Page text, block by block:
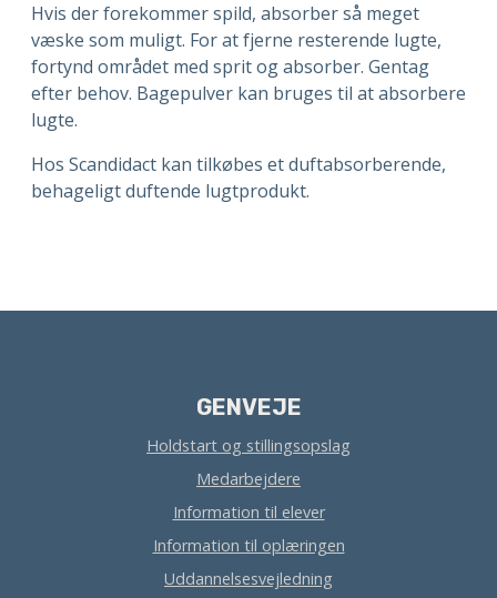
Hvis der forekommer spild, absorber så meget
væske som muligt. For at fjerne resterende lugte,
fortynd området med sprit og absorber. Gentag
efter behov. Bagepulver kan bruges til at absorbere
lugte.
Hos Scandidact kan tilkøbes et duftabsorberende,
behageligt duftende lugtprodukt.
GENVEJE
Holdstart og stillingsopslag
Medarbejdere
Information til elever
Information til oplæringen
Uddannelsesvejledning